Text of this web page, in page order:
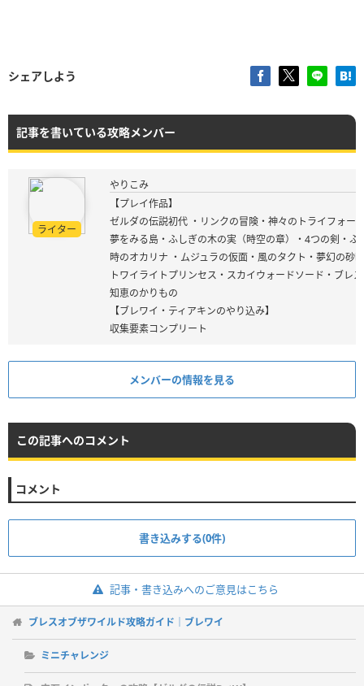
シェアしよう
記事を書いている攻略メンバー
ライター
やりこみ
【プレイ作品】
ゼルダの伝説初代 ・リンクの冒険・神々のトライフォー
夢をみる島・ふしぎの木の実（時空の章）・4つの剣・ふ
時のオカリナ ・ムジュラの仮面・風のタクト・夢幻の砂
トワイライトプリンセス・スカイウォードソード・ブレ
知恵のかりもの
【ブレワイ・ティアキンのやり込み】
収集要素コンプリート
メンバーの情報を見る
この記事へのコメント
コメント
書き込みする(0件)
記事・書き込みへのご意見はこちら
ブレスオブザワイルド攻略ガイド｜ブレワイ
ミニチャレンジ